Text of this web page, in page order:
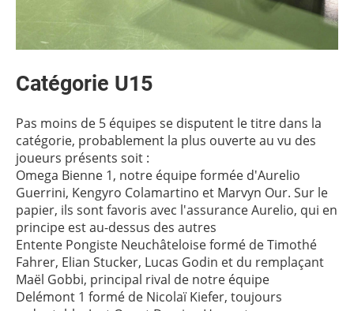
Catégorie U15
Pas moins de 5 équipes se disputent le titre dans la
catégorie, probablement la plus ouverte au vu des
joueurs présents soit :
Omega Bienne 1, notre équipe formée d'Aurelio
Guerrini, Kengyro Colamartino et Marvyn Our. Sur le
papier, ils sont favoris avec l'assurance Aurelio, qui en
principe est au-dessus des autres
Entente Pongiste Neuchâteloise formé de Timothé
Fahrer, Elian Stucker, Lucas Godin et du remplaçant
Maël Gobbi, principal rival de notre équipe
Delémont 1 formé de Nicolaï Kiefer, toujours